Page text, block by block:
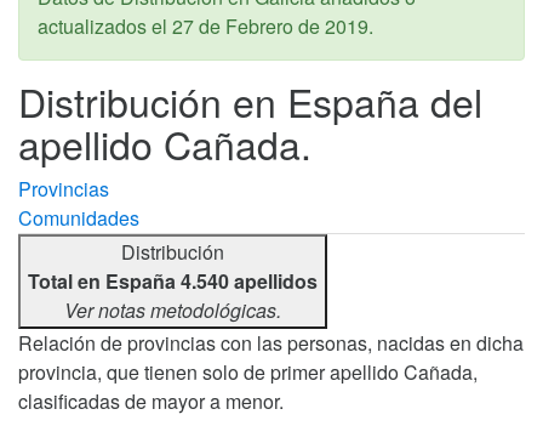
actualizados el 27 de Febrero de 2019.
Distribución en España del
apellido Cañada.
Provincias
Comunidades
Distribución
Total en España 4.540 apellidos
Ver notas metodológicas.
Relación de provincias con las personas, nacidas en dicha
provincia, que tienen solo de primer apellido Cañada,
clasificadas de mayor a menor.